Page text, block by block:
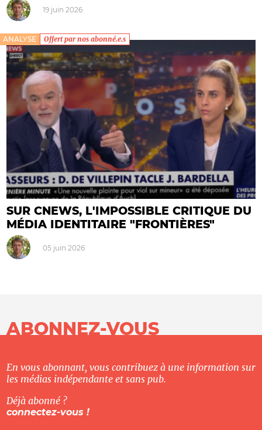
19 juin 2026
ANALYSE Offert par nos abonné.e.s
SUR CNEWS, L'IMPOSSIBLE CRITIQUE DU
MÉDIA IDENTITAIRE "FRONTIÈRES"
05 juin 2026
ABONNEZ-VOUS
En vous abonnant, vous contribuez à une information sur
les médias indépendante et sans pub.
Déjà abonné ?
connectez-vous !